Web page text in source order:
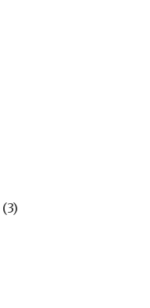
(3)